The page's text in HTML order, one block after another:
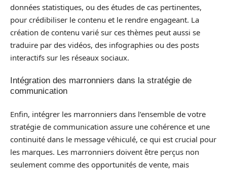
données statistiques, ou des études de cas pertinentes,
pour crédibiliser le contenu et le rendre engageant. La
création de contenu varié sur ces thèmes peut aussi se
traduire par des vidéos, des infographies ou des posts
interactifs sur les réseaux sociaux.
Intégration des marronniers dans la stratégie de
communication
Enfin, intégrer les marronniers dans l’ensemble de votre
stratégie de communication assure une cohérence et une
continuité dans le message véhiculé, ce qui est crucial pour
les marques. Les marronniers doivent être perçus non
seulement comme des opportunités de vente, mais